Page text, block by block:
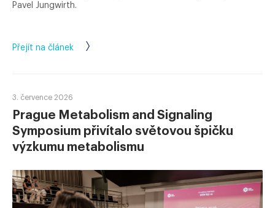
Pavel Jungwirth.
Přejít na článek
3. července 2026
Prague Metabolism and Signaling
Symposium přivítalo světovou špičku
výzkumu metabolismu